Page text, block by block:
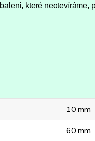
které neotevíráme,
10 mm
60 mm